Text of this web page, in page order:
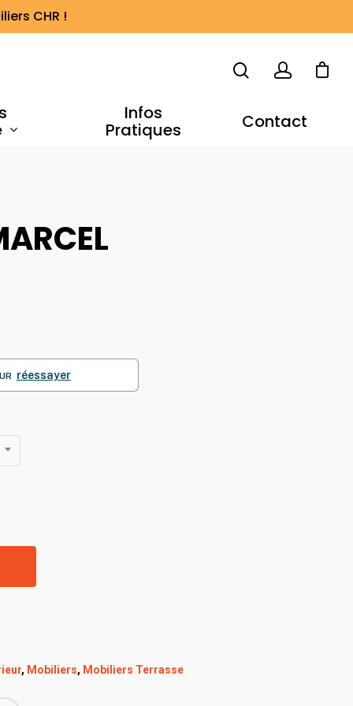
CHR !
Infos
Pratiques Contact
réessayer
, Mobiliers, Mobiliers Terrasse